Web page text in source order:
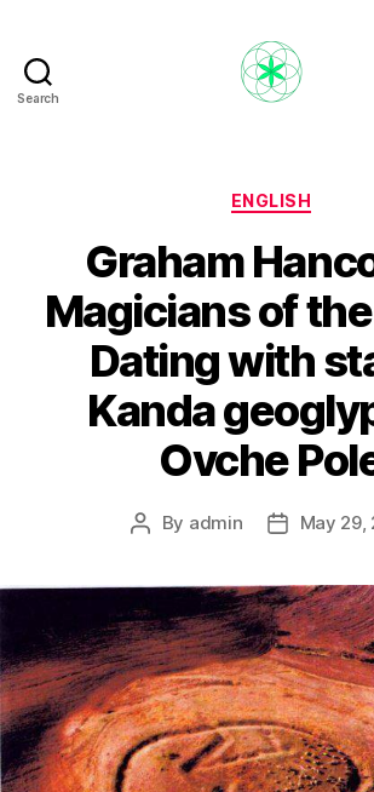
Search
Categories
ENGLISH
Graham
Magicians of
Dating with
Kanda
Ovche
Post
By admin
PostMay 29,